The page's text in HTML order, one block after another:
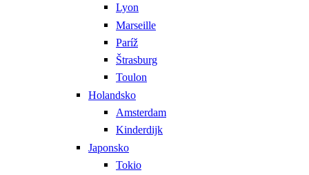
Lyon
Marseille
Paríž
Štrasburg
Toulon
Holandsko
Amsterdam
Kinderdijk
Japonsko
Tokio